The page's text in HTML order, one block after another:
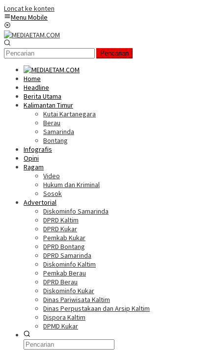
Loncat ke konten
Menu Mobile
Pencarian
Home
Headline
Berita Utama
Kalimantan Timur
Kutai Kartanegara
Berau
Samarinda
Bontang
Infografis
Opini
Ragam
Video
Hukum dan Kriminal
Sosok
Advertorial
Diskominfo Samarinda
DPRD Kaltim
DPRD Kukar
Pemkab Kukar
DPRD Bontang
DPRD Samarinda
Diskominfo Kaltim
Pemkab Berau
DPRD Berau
Diskominfo Kukar
Dinas Pariwisata Kaltim
Dinas Perpustakaan dan Arsip Kaltim
Dispora Kaltim
DPMD Kukar